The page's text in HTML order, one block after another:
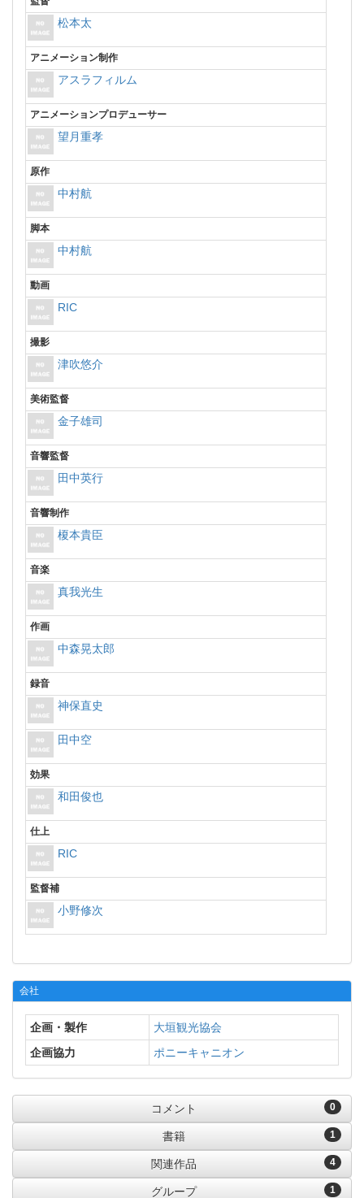
松本太
アニメーション制作
アスラフィルム
アニメーションプロデューサー
望月重孝
原作
中村航
脚本
中村航
動画
RIC
撮影
津吹悠介
美術監督
金子雄司
音響監督
田中英行
音響制作
榎本貴臣
音楽
真我光生
作画
中森晃太郎
録音
神保直史
田中空
効果
和田俊也
仕上
RIC
監督補
小野修次
会社
企画・製作
大垣観光協会
企画協力
ポニーキャニオン
0
コメント
1
書籍
4
関連作品
1
グループ